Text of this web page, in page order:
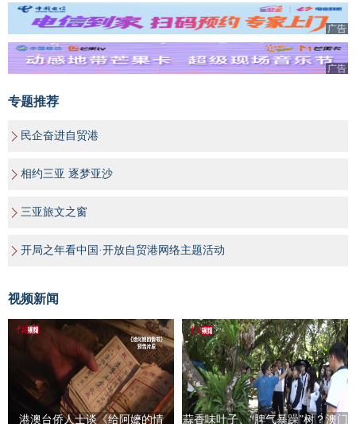
广告
广告
专题推荐
民企奋进自贸港
相约三亚 逐梦亚沙
三亚旅文之窗
开局之年看中国·开放自贸港网络主题活动
视频新闻
港澳台侨人士谈《给阿嬷的情
蒜香味叶子、“脾气暴躁”树？澳门